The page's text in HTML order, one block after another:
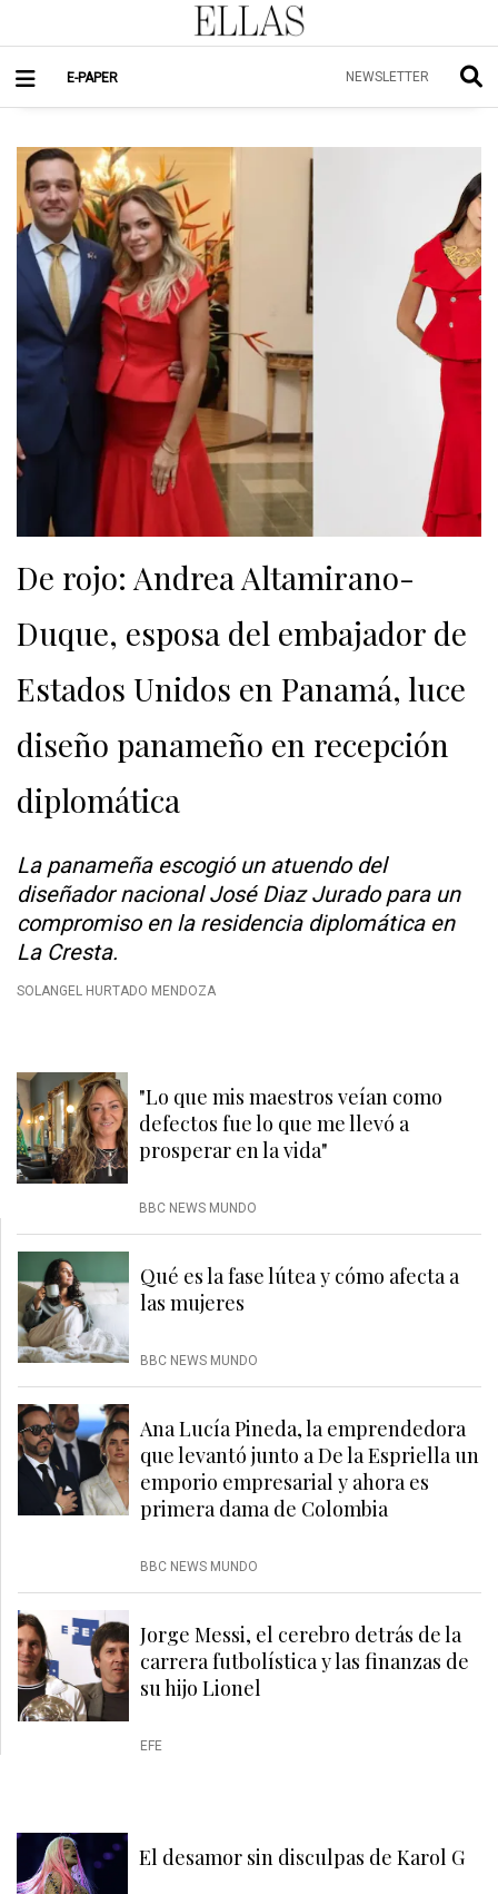
E-PAPER NEWSLETTER
De rojo: Andrea Altamirano-
Duque, esposa del embajador de
Estados Unidos en Panamá, luce
diseño panameño en recepción
diplomática
La panameña escogió un atuendo del
diseñador nacional José Diaz Jurado para un
compromiso en la residencia diplomática en
La Cresta.
SOLANGEL HURTADO MENDOZA
"Lo que mis maestros veían como
defectos fue lo que me llevó a
prosperar en la vida"
BBC NEWS MUNDO
Qué es la fase lútea y cómo afecta a
las mujeres
BBC NEWS MUNDO
Ana Lucía Pineda, la emprendedora
que levantó junto a De la Espriella un
emporio empresarial y ahora es
primera dama de Colombia
BBC NEWS MUNDO
Jorge Messi, el cerebro detrás de la
carrera futbolística y las finanzas de
su hijo Lionel
EFE
El desamor sin disculpas de Karol G